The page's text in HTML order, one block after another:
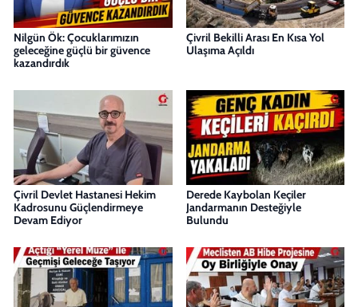
Nilgün Ök: Çocuklarımızın
geleceğine güçlü bir güvence
kazandırdık
Çivril Bekilli Arası En Kısa Yol
Ulaşıma Açıldı
Çivril Devlet Hastanesi Hekim
Kadrosunu Güçlendirmeye
Devam Ediyor
Derede Kaybolan Keçiler
Jandarmanın Desteğiyle
Bulundu